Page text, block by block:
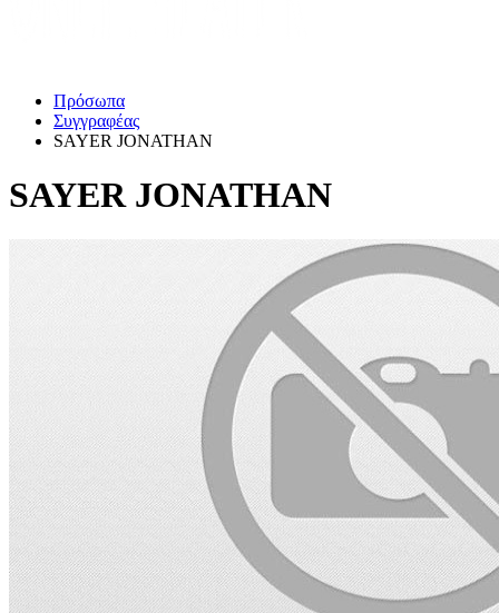
Πρόσωπα
Συγγραφέας
SAYER JONATHAN
SAYER JONATHAN